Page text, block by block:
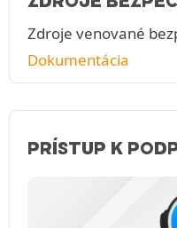
Zdroje venované
Dokumentácia
PRÍSTUP K